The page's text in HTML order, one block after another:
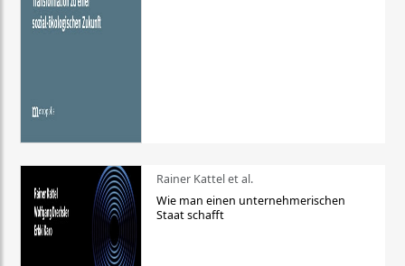
Rainer Kattel et al.
Wie man einen unternehmerischen
Staat schafft